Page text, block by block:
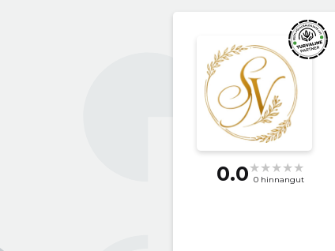
0.0 0 hinnangut